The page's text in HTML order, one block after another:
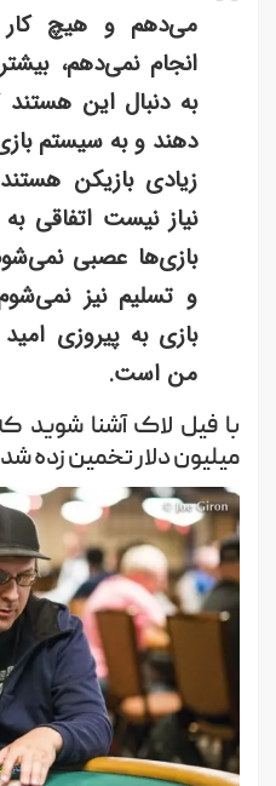
می‌دهم و هیچ کار
انجام نمی‌دهم،
به دنبال این
دهند و به سیستم
زیادی بازیکن
نیاز نیست اتفاقی
بازی‌ها عصبی
و تسلیم نیز
بازی به پیروزی
من است.
میلیون دلار تخمین زده